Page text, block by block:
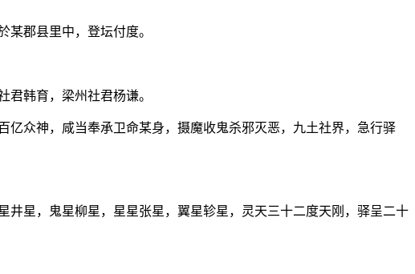
郡县里中，登坛付度。
韩育，梁州社君杨谦。
众神，咸当奉承卫命某身，摄魔收鬼杀邪灭恶，九土社界，急行驿
星，鬼星柳星，星星张星，翼星轸星，灵天三十二度天刚，驿呈二十